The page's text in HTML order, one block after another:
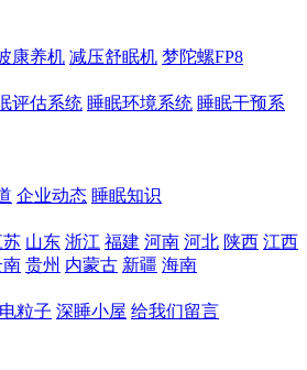
康养机 减压舒眠机 梦陀螺FP8
评估系统 睡眠环境系统 睡眠干预系
企业动态 睡眠知识
苏 山东 浙江 福建 河南 河北 陕西 江西
南 贵州 内蒙古 新疆 海南
粒子 深睡小屋 给我们留言